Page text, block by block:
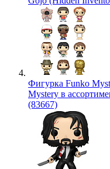
Фигурка Funko
Mystery в
(83667)